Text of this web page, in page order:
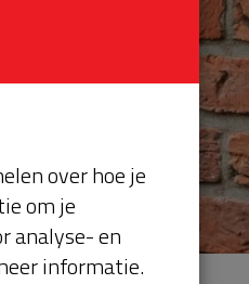
over hoe je
om je
analyse- en
informatie.